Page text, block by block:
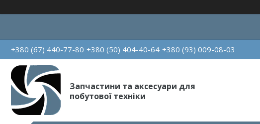
+380 (67) 440-77-80 +380 (50) 404-40-64 +380 (93) 009-08-03
Запчастини та аксесуари для
побутової техніки